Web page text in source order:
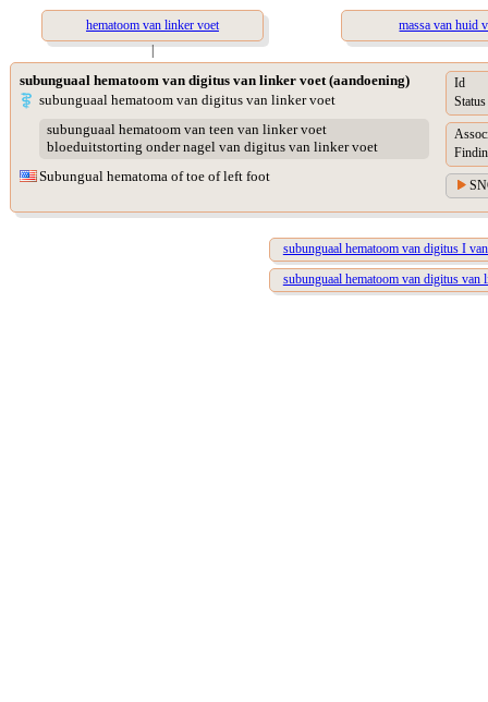
hematoom van linker voet
massa van huid
|
subunguaal hematoom van digitus van linker voet (aandoening)
subunguaal hematoom van digitus van linker voet
subunguaal hematoom van teen van linker voet
bloeduitstorting onder nagel van digitus van linker voet
Subungual hematoma of toe of left foot
Id
Status
subunguaal hematoom van digitus I
subunguaal hematoom van digitus